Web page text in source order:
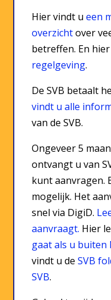
Hier vindt ueen
overzichtover
betreffen. En
regelgeving.
De SVB betaalt
vindt u alle
van de SVB.
Ongeveer 5
ontvangt u van
kunt aanvragen.
mogelijk. Het
snel via DigiD.
aanvraagt. Hier
gaat als u
vindt u deSVB
SVB.